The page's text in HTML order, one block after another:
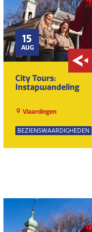
15
AUG
City Tours:
Instapwandeling
Vlaardingen
BEZIENSWAARDIGHEDEN